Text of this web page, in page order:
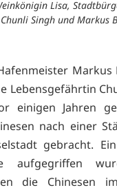
Lisa,
Singh und Markus
Markus
Lebensgefährtin
einigen Jahren
nach einer
gebracht.
aufgegriffen
die Chinesen